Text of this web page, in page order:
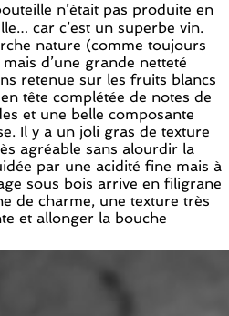
n’était pas produite en
car c’est un superbe vin.
nature (comme toujours
d’une grande netteté
retenue sur les fruits blancs
tête complétée de notes de
et une belle composante
Il y a un joli gras de texture
agréable sans alourdir la
par une acidité fine mais à
sous bois arrive en filigrane
de charme, une texture très
et allonger la bouche